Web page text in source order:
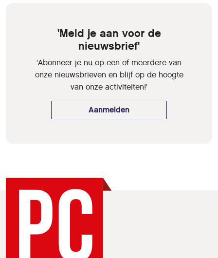
'Meld je aan voor de
nieuwsbrief'
'Abonneer je nu op een of meerdere van
onze nieuwsbrieven en blijf op de hoogte
van onze activiteiten!'
Aanmelden